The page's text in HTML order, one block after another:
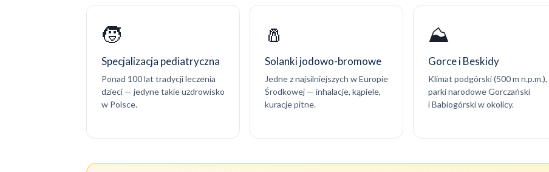
🧒
Specjalizacja pediatryczna
Ponad 100 lat tradycji leczenia
dzieci — jedyne takie uzdrowisko
w Polsce.
🧂
Solanki jodowo-bromowe
Jedne z najsilniejszych w Europie
Środkowej — inhalacje, kąpiele,
kuracje pitne.
⛰️
Gorce i Beskidy
Klimat podgórski (500 m n.p.m.),
parki narodowe Gorczański
i Babiogórski w okolicy.